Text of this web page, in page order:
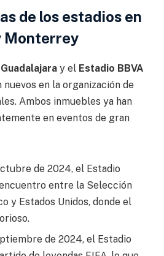
de los estadios en
Monterrey
y el Estadio BBVA
nuevos en la organización de
Ambos inmuebles ya han
en eventos de gran
de 2024, el Estadio
entre la Selección
y Estados Unidos, donde el
de 2024, el Estadio